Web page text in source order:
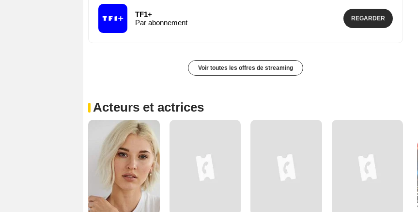
TF1+
Par abonnement
REGARDER
Voir toutes les offres de streaming
Acteurs et actrices